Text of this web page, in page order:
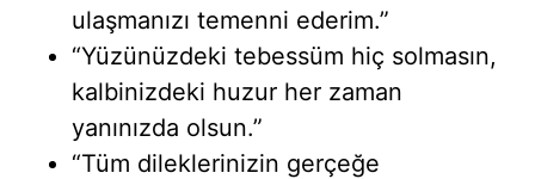
ulaşmanızı temenni ederim.”
“Yüzünüzdeki tebessüm hiç solmasın,
kalbinizdeki huzur her zaman
yanınızda olsun.”
“Tüm dileklerinizin gerçeğe